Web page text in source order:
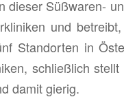
die­ser Süß­wa­ren-
und
Stand­or­ten in
schließ­lich
damit gie­rig.